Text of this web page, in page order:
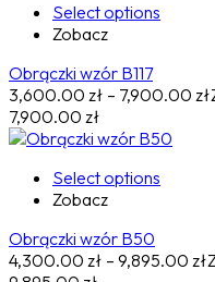
Select options
Zobacz
Obrączki wzór B117
3,600.00 zł – 7,900.00 zł
7,900.00 zł
Select options
Zobacz
Obrączki wzór B50
4,300.00 zł – 9,895.00 zł